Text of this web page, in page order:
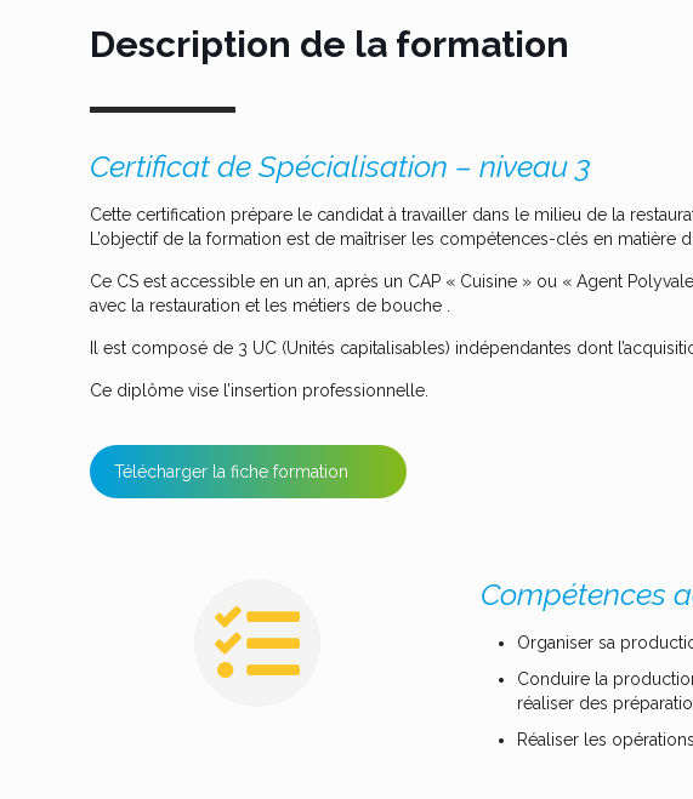
Description de la formation
Certificat de Spécialisation – niveau 3
Cette certification prépare le candidat à travailler dans le milieu de la
L’objectif de la formation est de maîtriser les compétences-clés en
Ce CS est accessible en un an, après un CAP « Cuisine » ou « Agent
avec la restauration et les métiers de bouche .
Il est composé de 3 UC (Unités capitalisables) indépendantes dont
Ce diplôme vise l’insertion professionnelle.
Télécharger la fiche formation
Compétences
Organiser sa
Conduire la
réaliser des
Réaliser les